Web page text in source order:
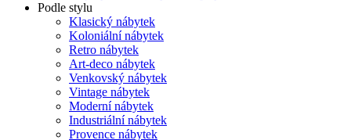
Podle stylu
Klasický nábytek
Koloniální nábytek
Retro nábytek
Art-deco nábytek
Venkovský nábytek
Vintage nábytek
Moderní nábytek
Industriální nábytek
Provence nábytek